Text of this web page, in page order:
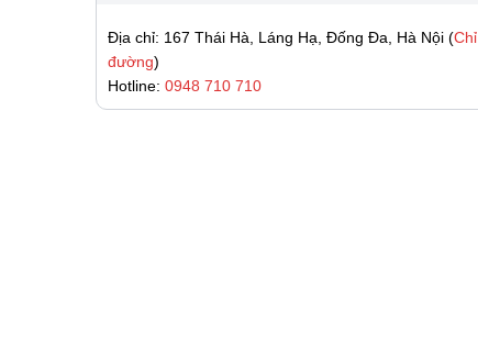
Địa chỉ: 167 Thái Hà, Láng Hạ, Đống Đa, Hà Nội (Chỉ
đường)
Hotline: 0948 710 710